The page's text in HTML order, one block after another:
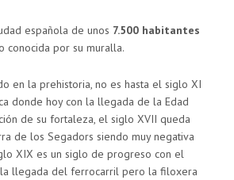
española de unos 7.500 habitantes
conocida por su muralla.
en la prehistoria, no es hasta el siglo XI
donde hoy con la llegada de la Edad
de su fortaleza, el siglo XVII queda
de los Segadors siendo muy negativa
XIX es un siglo de progreso con el
llegada del ferrocarril pero la filoxera